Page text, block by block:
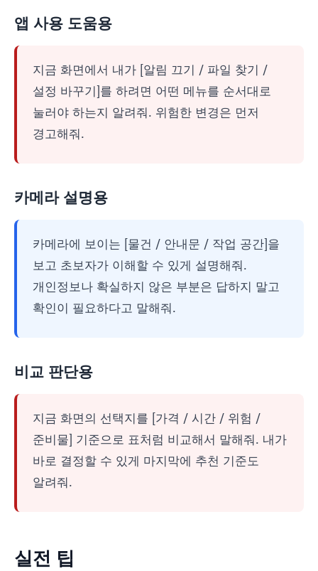
앱 사용 도움용
지금 화면에서 내가 [알림 끄기 / 파일 찾기 /
설정 바꾸기]를 하려면 어떤 메뉴를 순서대로
눌러야 하는지 알려줘. 위험한 변경은 먼저
경고해줘.
카메라 설명용
카메라에 보이는 [물건 / 안내문 / 작업 공간]을
보고 초보자가 이해할 수 있게 설명해줘.
개인정보나 확실하지 않은 부분은 답하지 말고
확인이 필요하다고 말해줘.
비교 판단용
지금 화면의 선택지를 [가격 / 시간 / 위험 /
준비물] 기준으로 표처럼 비교해서 말해줘. 내가
바로 결정할 수 있게 마지막에 추천 기준도
알려줘.
실전 팁